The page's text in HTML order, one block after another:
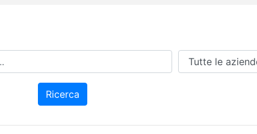
Azienda
Ricerca